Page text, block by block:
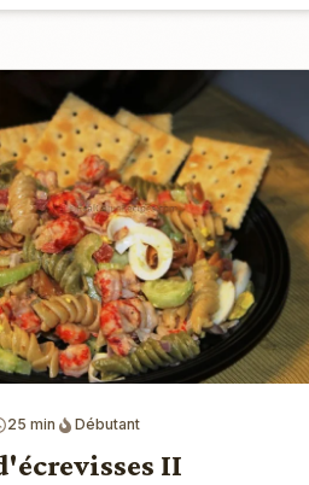
25 min Débutant
II